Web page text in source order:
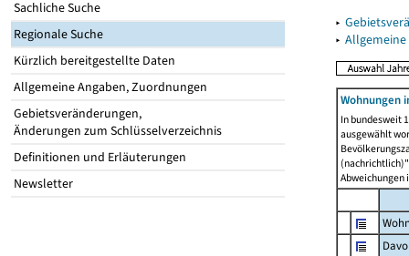
Sachliche Suche
Regionale Suche
Kürzlich bereitgestellte Daten
Allgemeine Angaben, Zuordnungen
Gebietsveränderungen,
Änderungen zum Schlüsselverzeichnis
Definitionen und Erläuterungen
Newsletter
▸
▸
Wohnungen
In bundesweit
ausgewählt
Abweichungen